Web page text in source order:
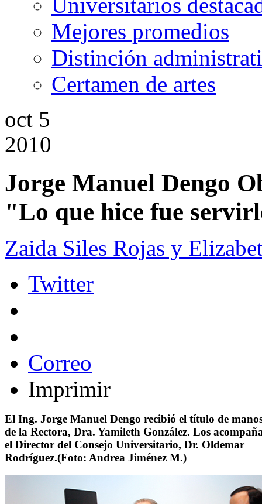
Mejores promedios
Distinción
Certamen de artes
oct 5
2010
Jorge Manuel Dengo
"Lo que hice fue
Zaida Siles Rojas y
Twitter
Correo
Imprimir
El Ing. Jorge Manuel Dengo recibió el título de
de la Rectora, Dra. Yamileth González. Los
el Director del Consejo Universitario, Dr. Oldemar
Rodríguez.(Foto: Andrea Jiménez M.)